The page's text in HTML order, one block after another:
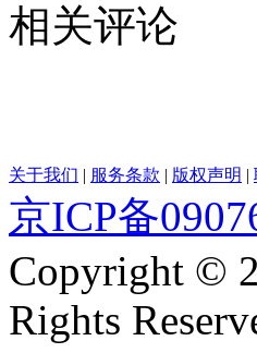
相关评论
关于我们 | 服务条款 | 版权声明 |
京ICP备
Copyright ©
Rights